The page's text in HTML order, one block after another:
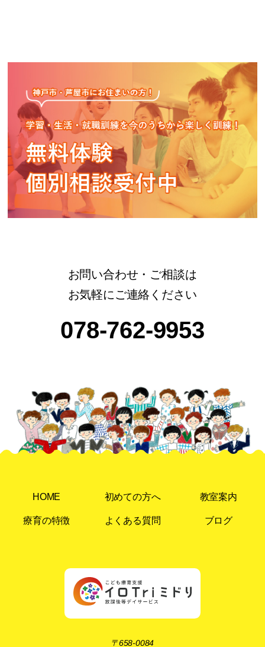
お問い合わせ・ご相談は
お気軽にご連絡ください
078-762-9953
HOME 初めての方へ 教室案内
療育の特徴 よくある質問 ブログ
〒658-0084